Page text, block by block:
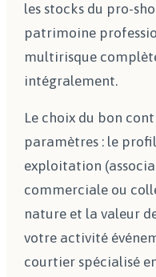
les stocks du pro-
patrimoine
multirisque
intégralement.
Le choix du bon
paramètres : le
exploitation
commerciale ou
nature et la valeur
votre activité
courtier spécialisé